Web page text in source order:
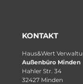
KONTAKT
Haus&Wert
Außenbüro Minden
Hahler Str. 34
32427 Minden